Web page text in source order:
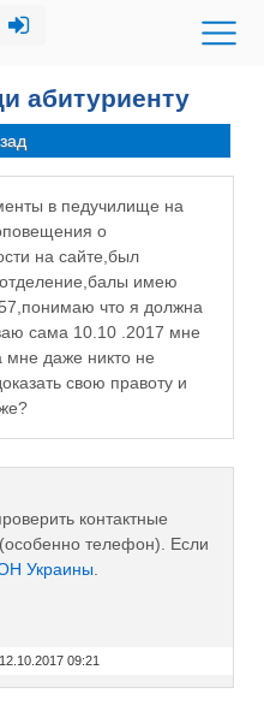
абитуриенту
в педучилище на
о
на сайте,был
имею
что я должна
сама 10.10 .2017 мне
мне даже никто не
свою правоту и
контактные
телефон). Если
Украины
12.10.2017 09:21